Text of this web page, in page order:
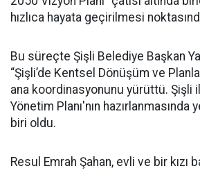
hızlıca hayata geçirilmesi
Bu süreçte Şişli Belediye Başkan
“Şişli’de Kentsel Dönüşüm ve
ana koordinasyonunu yürüttü. Şişli
Yönetim Planı'nın hazırlanmasında
biri oldu.
Resul Emrah Şahan, evli ve bir kızı